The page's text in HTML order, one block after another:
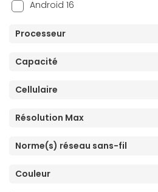
Android 16
Processeur
Capacité
Cellulaire
Résolution Max
Norme(s) réseau sans-fil
Couleur